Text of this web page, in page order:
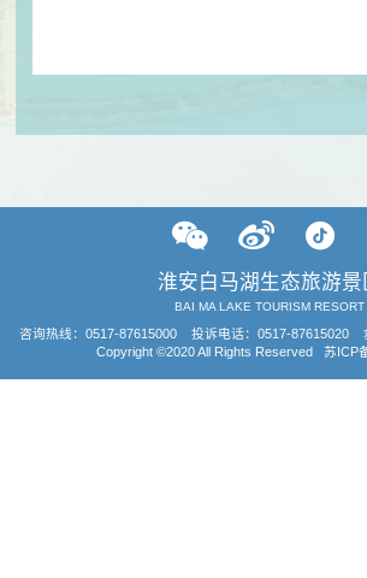
淮安白马湖生态旅游景
BAI MA LAKE TOURISM RESORT
咨询热线： 0517-87615000投诉电话：0517-87615020
Copyright ©2020 All Rights Reserved
苏ICP